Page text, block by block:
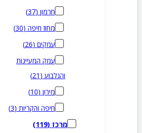
חרמון (
37
)
מחוז חיפה (
30
)
עמקים (
26
)
עמק המעיינות
והגלבוע (
21
)
מירון (
10
)
חיפה והקריות (
3
)
מרכז (
119
)